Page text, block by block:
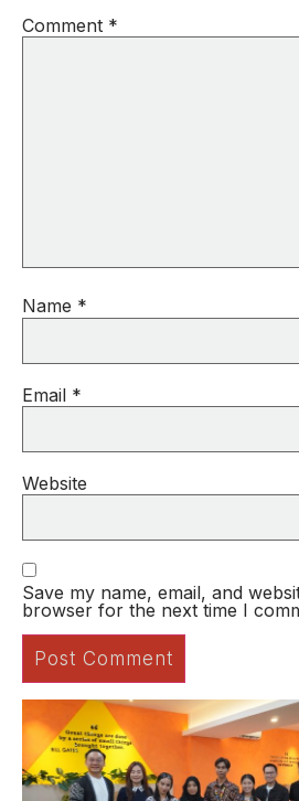
Comment *
Name *
Email *
Website
Save my name, email, and
browser for the next time I